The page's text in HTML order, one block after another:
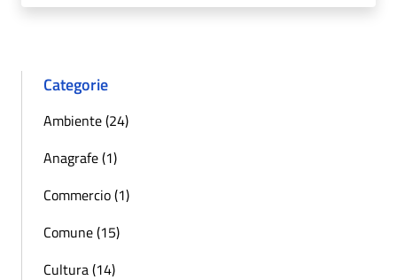
Categorie
Ambiente (24)
Anagrafe (1)
Commercio (1)
Comune (15)
Cultura (14)